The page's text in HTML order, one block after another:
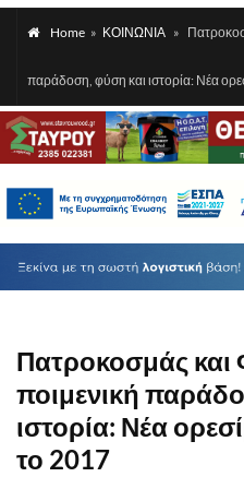
Home » ΚΟΙΝΩΝΙΑ »
παράδοση, φύση και ιστορία: Νέα
Πατροκοσμάς και
ποιμενική
ιστορία: Νέα
το 2017